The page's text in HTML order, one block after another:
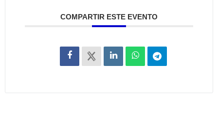
COMPARTIR ESTE EVENTO